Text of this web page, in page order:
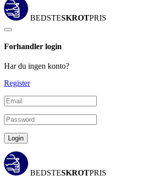
BEDSTESKROTPRIS
Forhandler login
Har du ingen konto?
Register
Login
BEDSTESKROTPRIS